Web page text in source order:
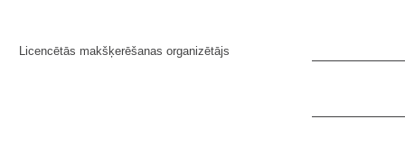
Licencētās makšķerēšanas organizētājs